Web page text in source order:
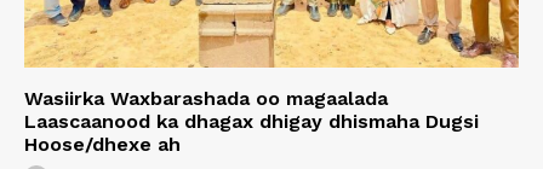
Wasiirka Waxbarashada oo magaalada
Laascaanood ka dhagax dhigay dhismaha Dugsi
Hoose/dhexe ah